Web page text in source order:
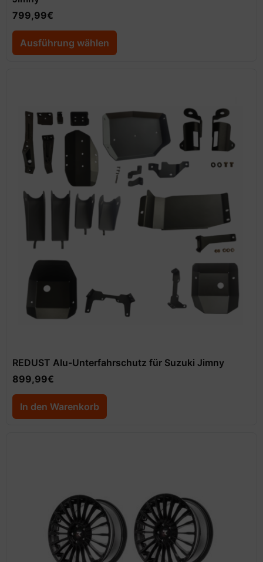
799,99€
Ausführung wählen
REDUST Alu-Unterfahrschutz für Suzuki Jimny
899,99€
In den Warenkorb